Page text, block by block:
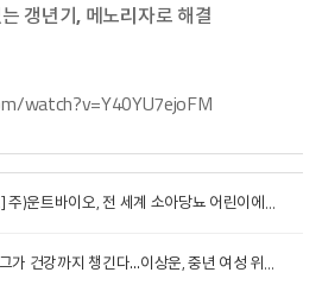
갱년기, 메노리자로 해결
watch?v=Y40YU7ejoFM
[[서울일보] 주)운트바이오, 전 세계 소아당뇨 어린이에게 인...
웃음 주던 그가 건강까지 챙긴다…이상운, 중년 여성 위한 ...